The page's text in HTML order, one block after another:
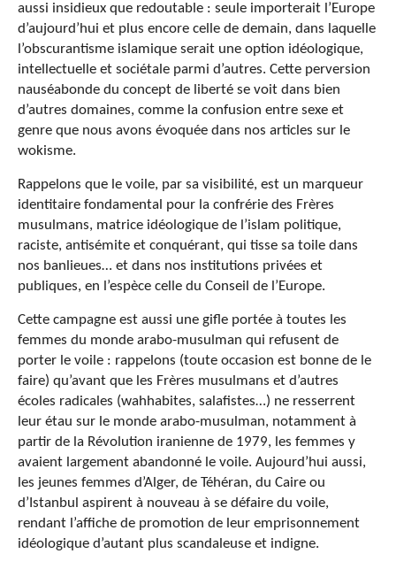
aussi insidieux que redoutable : seule importerait l’Europe
d’aujourd’hui et plus encore celle de demain, dans laquelle
l’obscurantisme islamique serait une option idéologique,
intellectuelle et sociétale parmi d’autres. Cette perversion
nauséabonde du concept de liberté se voit dans bien
d’autres domaines, comme la confusion entre sexe et
genre que nous avons évoquée dans nos articles sur le
wokisme.
Rappelons que le voile, par sa visibilité, est un marqueur
identitaire fondamental pour la confrérie des Frères
musulmans, matrice idéologique de l’islam politique,
raciste, antisémite et conquérant, qui tisse sa toile dans
nos banlieues… et dans nos institutions privées et
publiques, en l’espèce celle du Conseil de l’Europe.
Cette campagne est aussi une gifle portée à toutes les
femmes du monde arabo-musulman qui refusent de
porter le voile : rappelons (toute occasion est bonne de le
faire) qu’avant que les Frères musulmans et d’autres
écoles radicales (wahhabites, salafistes…) ne resserrent
leur étau sur le monde arabo-musulman, notamment à
partir de la Révolution iranienne de 1979, les femmes y
avaient largement abandonné le voile. Aujourd’hui aussi,
les jeunes femmes d’Alger, de Téhéran, du Caire ou
d’Istanbul aspirent à nouveau à se défaire du voile,
rendant l’affiche de promotion de leur emprisonnement
idéologique d’autant plus scandaleuse et indigne.